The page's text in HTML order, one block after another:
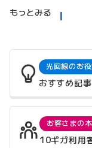
もっとみる
光回線のお
おすすめ記事
お客さまの
10ギガ利用